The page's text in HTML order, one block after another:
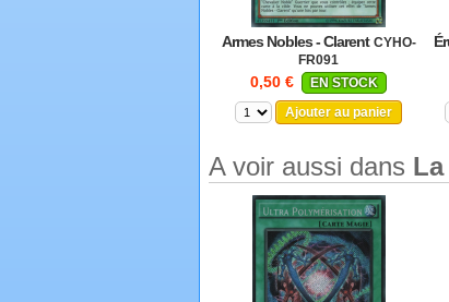
Armes Nobles - Clarent CYHO-
FR091
0,50 €
EN STOCK
Ajouter au panier
A voir aussi dans